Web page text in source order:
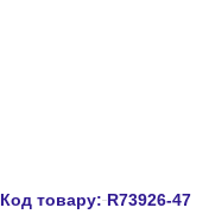
Код товару: R73926-47